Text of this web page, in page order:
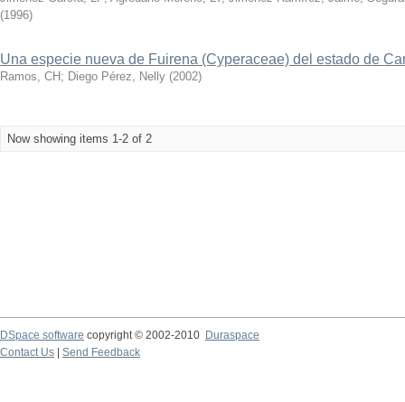
(1996)
Una especie nueva de Fuirena (Cyperaceae) del estado de
Ramos, CH ; Diego Pérez, Nelly (2002)
Now showing items 1-2 of 2
DSpace software copyright © 2002-2010 Duraspace
Contact Us
Send Feedback